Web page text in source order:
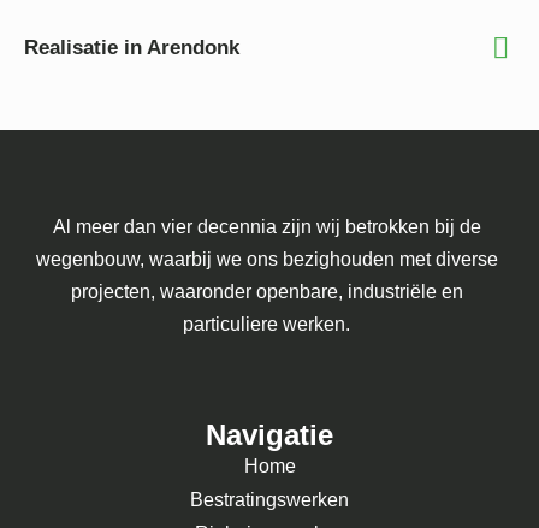
Realisatie in Arendonk
Al meer dan vier decennia zijn wij betrokken bij de
wegenbouw, waarbij we ons bezighouden met diverse
projecten, waaronder openbare, industriële en
particuliere werken.
Navigatie
Home
Bestratingswerken